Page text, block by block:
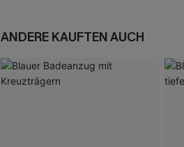
ANDERE KAUFTEN AUCH